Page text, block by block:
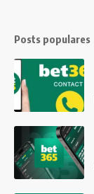
Posts populares